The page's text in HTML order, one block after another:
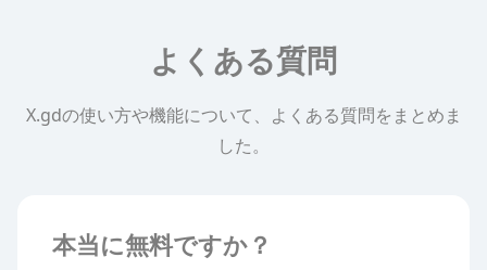
よくある質問
X.gdの使い方や機能について、よくある質問をまとめま
した。
本当に無料ですか？